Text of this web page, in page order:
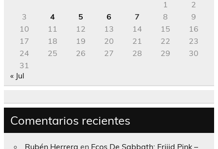
1
2
3
4 5 6 7 8
9
10
11 12 13 14 15
16
17
18 19 20 21 22
23
24
25 26 27 28 29
30
31
« Jul
Comentarios recientes
Rubén Herrera en Ecos De Sabbath; Frijid Pink –